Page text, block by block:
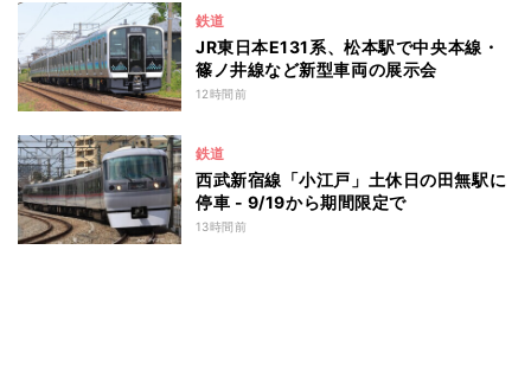
鉄道
JR東日本E131系、松本駅で中央本線・
篠ノ井線など新型車両の展示会
12時間前
鉄道
西武新宿線「小江戸」土休日の田無駅に
停車 - 9/19から期間限定で
13時間前